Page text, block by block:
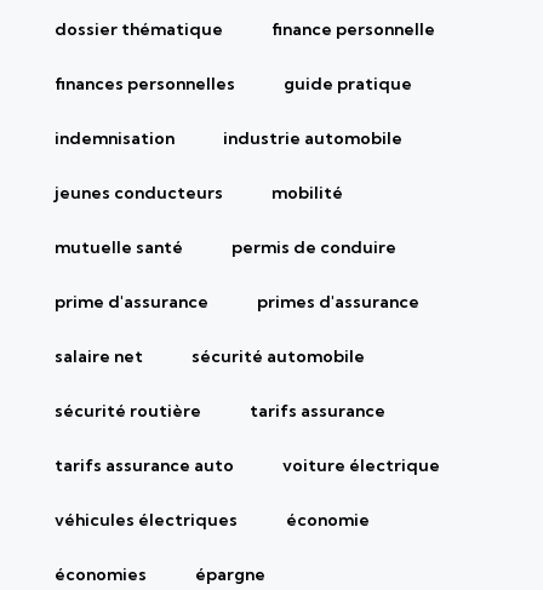
dossier thématique finance personnelle
finances personnelles guide pratique
indemnisation industrie automobile
jeunes conducteurs mobilité
mutuelle santé permis de conduire
prime d'assurance primes d'assurance
salaire net sécurité automobile
sécurité routière tarifs assurance
tarifs assurance auto voiture électrique
véhicules électriques économie
économies épargne